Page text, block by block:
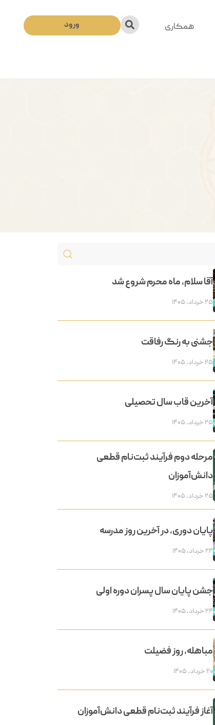
همکاری
ورود
آقا سلام، ماه محرم شروع شد
۲۵ خرداد, ۱۴۰۵
جشنی به رنگ رفاقت
۲۵ خرداد, ۱۴۰۵
آخرین قاب سال تحصیلی
۲۵ خرداد, ۱۴۰۵
مرحله دوم فرآیند ثبت‌نام قطعی
دانش‌آموزان
۲۵ خرداد, ۱۴۰۵
پایان دوری، در آخرین روز مدرسه
۲۴ خرداد, ۱۴۰۵
جشن پایان سال پسران دوره اولی
۲۴ خرداد, ۱۴۰۵
مباهله، روز فضیلت
۲۰ خرداد, ۱۴۰۵
آغاز فرآیند ثبت‌نام قطعی دانش‌آموزان